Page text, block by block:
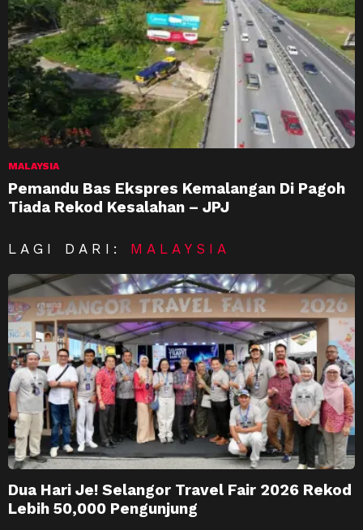
MALAYSIA
Pemandu Bas Ekspres Kemalangan Di Pagoh
Tiada Rekod Kesalahan – JPJ
LAGI DARI: MALAYSIA
Dua Hari Je! Selangor Travel Fair 2026 Rekod
Lebih 50,000 Pengunjung